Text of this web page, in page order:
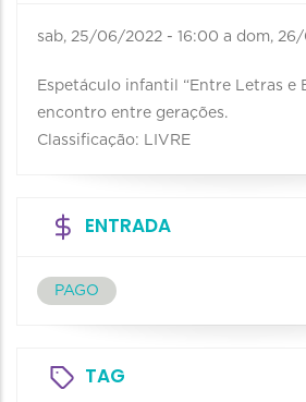
sab, 25/06/2022 - 16:00 a dom,
Espetáculo infantil “Entre Letras e
encontro entre gerações.
Classificação: LIVRE
ENTRADA
PAGO
TAG